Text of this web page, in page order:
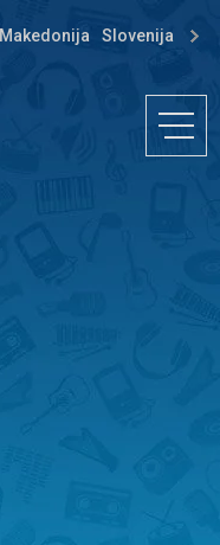
Makedonija Slovenija